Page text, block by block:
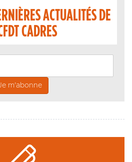
ACTUALITÉS DE
CADRES